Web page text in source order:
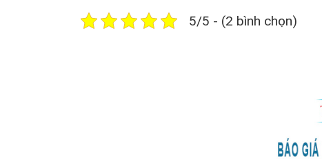
5/5 - (2 bình chọn)